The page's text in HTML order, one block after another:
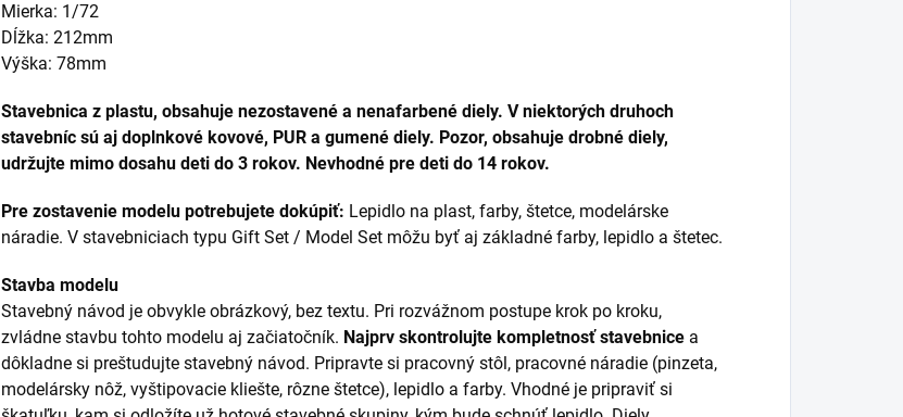
Mierka: 1/72
Dĺžka: 212mm
Výška: 78mm
Stavebnica z plastu, obsahuje nezostavené a nenafarbené diely. V niektorých druhoch
stavebníc sú aj doplnkové kovové, PUR a gumené diely. Pozor, obsahuje drobné diely,
udržujte mimo dosahu deti do 3 rokov. Nevhodné pre deti do 14 rokov.
Pre zostavenie modelu potrebujete dokúpiť: Lepidlo na plast, farby, štetce, modelárske
náradie. V stavebniciach typu Gift Set / Model Set môžu byť aj základné farby, lepidlo a štetec.
Stavba modelu
Stavebný návod je obvykle obrázkový, bez textu. Pri rozvážnom postupe krok po kroku,
zvládne stavbu tohto modelu aj začiatočník. Najprv skontrolujte kompletnosť stavebnice a
dôkladne si preštudujte stavebný návod. Pripravte si pracovný stôl, pracovné náradie (pinzeta,
modelársky nôž, vyštipovacie kliešte, rôzne štetce), lepidlo a farby. Vhodné je pripraviť si